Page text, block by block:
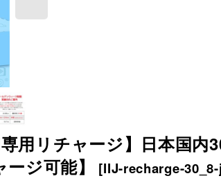
用リチャージ】日本国内
ジ可能】
[IIJ-recharge-